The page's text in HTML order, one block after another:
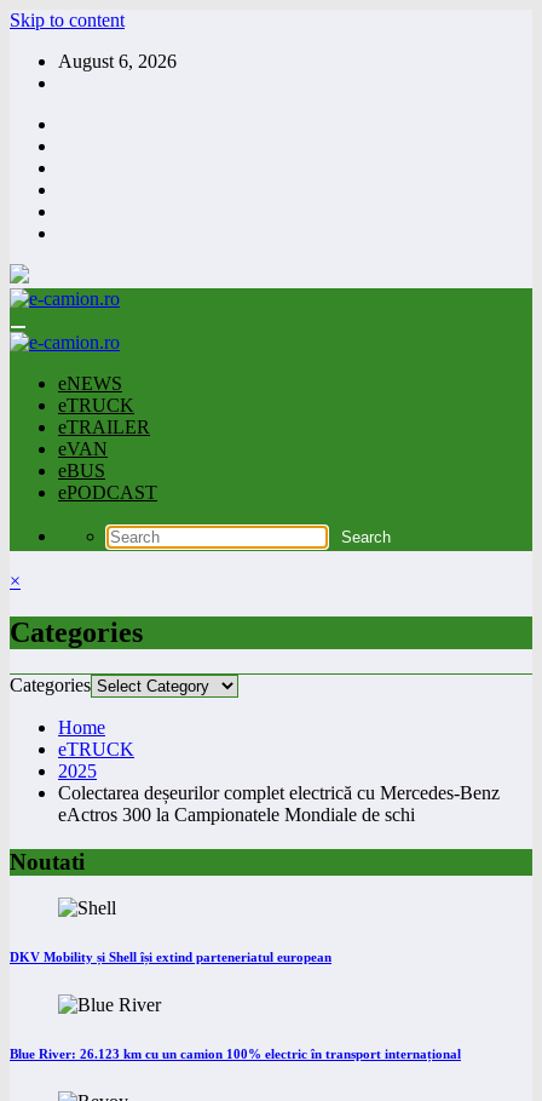
Skip to content
August 6, 2026
eNEWS
eTRUCK
eTRAILER
eVAN
eBUS
ePODCAST
×
Categories
Categories
Home
eTRUCK
2025
Colectarea deșeurilor complet electrică cu Mercedes-Benz
eActros 300 la Campionatele Mondiale de schi
Noutati
DKV Mobility și Shell își extind parteneriatul european
Blue River: 26.123 km cu un camion 100% electric în transport internațional